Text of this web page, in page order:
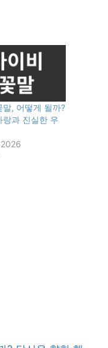
말, 어떻게 될까?
랑과 진실한 우